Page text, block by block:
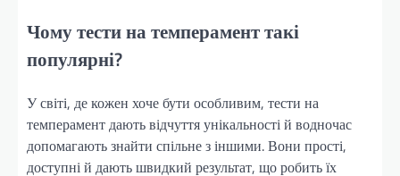
Чому тести на темперамент такі
популярні?
У світі, де кожен хоче бути особливим, тести на
темперамент дають відчуття унікальності й водночас
допомагають знайти спільне з іншими. Вони прості,
доступні й дають швидкий результат, що робить їх